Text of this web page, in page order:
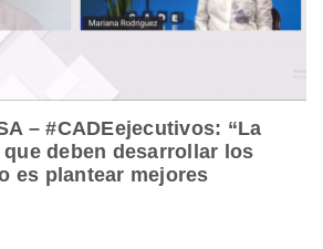
– #CADEejecutivos: “La
deben desarrollar los
es plantear mejores